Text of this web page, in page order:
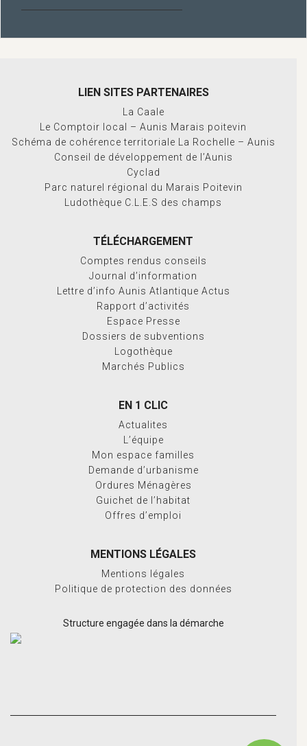
LIEN SITES PARTENAIRES
La Caale
Le Comptoir local – Aunis Marais poitevin
Schéma de cohérence territoriale La Rochelle – Aunis
Conseil de développement de l’Aunis
Cyclad
Parc naturel régional du Marais Poitevin
Ludothèque C.L.E.S des champs
TÉLÉCHARGEMENT
Comptes rendus conseils
Journal d’information
Lettre d’info Aunis Atlantique Actus
Rapport d’activités
Espace Presse
Dossiers de subventions
Logothèque
Marchés Publics
EN 1 CLIC
Actualites
L’équipe
Mon espace familles
Demande d’urbanisme
Ordures Ménagères
Guichet de l’habitat
Offres d’emploi
MENTIONS LÉGALES
Mentions légales
Politique de protection des données
Structure engagée dans la démarche